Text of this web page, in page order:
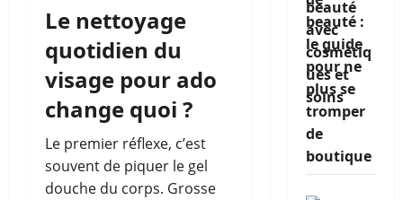
Le nettoyage
quotidien du
visage pour ado
change quoi ?
Le premier réflexe, c’est
souvent de piquer le gel
douche du corps. Grosse
beauté :
le guide
pour ne
plus se
tromper
de
boutique